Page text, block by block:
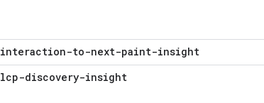
interaction-to-next-paint-insight
lcp-discovery-insight